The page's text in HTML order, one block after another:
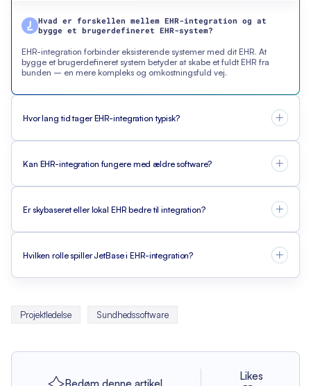
Hvad er forskellen mellem EHR-integration og at
bygge et brugerdefineret EHR-system?
EHR-integration forbinder eksisterende systemer med dit EHR. At
bygge et brugerdefineret system betyder at skabe et fuldt EHR fra
bunden – en mere kompleks og omkostningsfuld vej.
Hvor lang tid tager EHR-integration typisk?
Kan EHR-integration fungere med ældre software?
Er skybaseret eller lokal EHR bedre til integration?
Hvilken rolle spiller JetBase i EHR-integration?
Projektledelse Sundhedssoftware
Likes